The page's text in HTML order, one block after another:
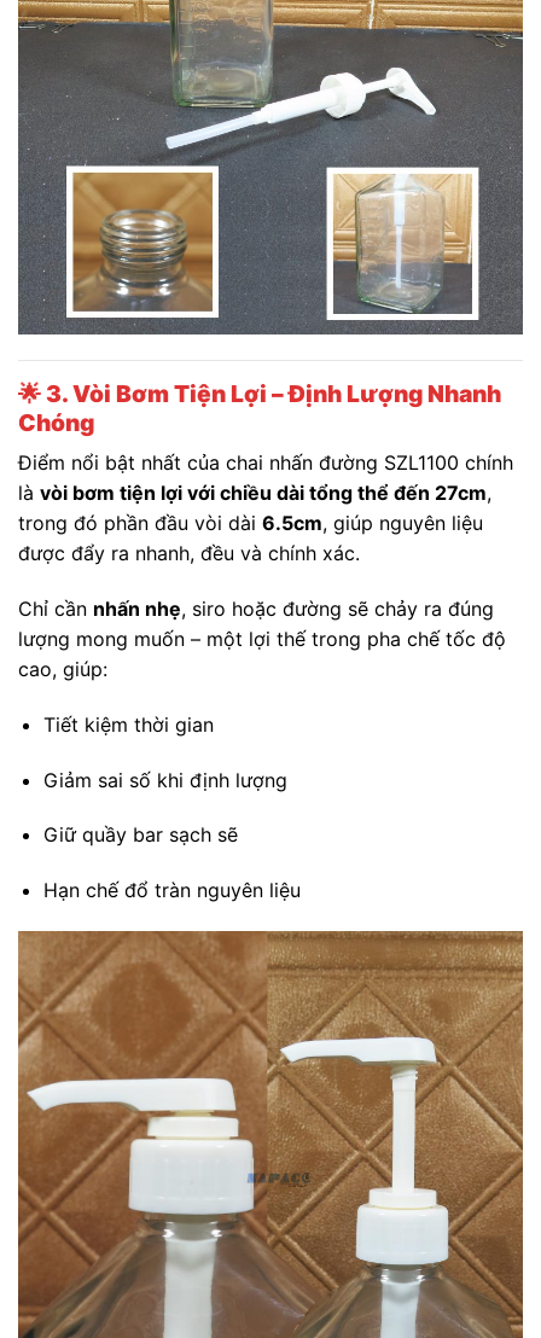
🌟3. Vòi Bơm Tiện Lợi – Định Lượng Nhanh
Chóng
Điểm nổi bật nhất của chai nhấn đường SZL1100 chính
là vòi bơm tiện lợi với chiều dài tổng thể đến 27cm,
trong đó phần đầu vòi dài 6.5cm, giúp nguyên liệu
được đẩy ra nhanh, đều và chính xác.
Chỉ cần nhấn nhẹ, siro hoặc đường sẽ chảy ra đúng
lượng mong muốn – một lợi thế trong pha chế tốc độ
cao, giúp:
Tiết kiệm thời gian
Giảm sai số khi định lượng
Giữ quầy bar sạch sẽ
Hạn chế đổ tràn nguyên liệu